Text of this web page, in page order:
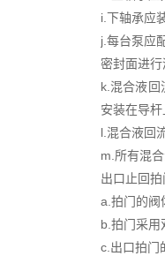
i.下轴承应
j.每台泵应
密封面进
k.混合液回
安装在导
l.混合液回
m.所有混
出口止回
a.拍门的阀
b.拍门采用
c.出口拍门